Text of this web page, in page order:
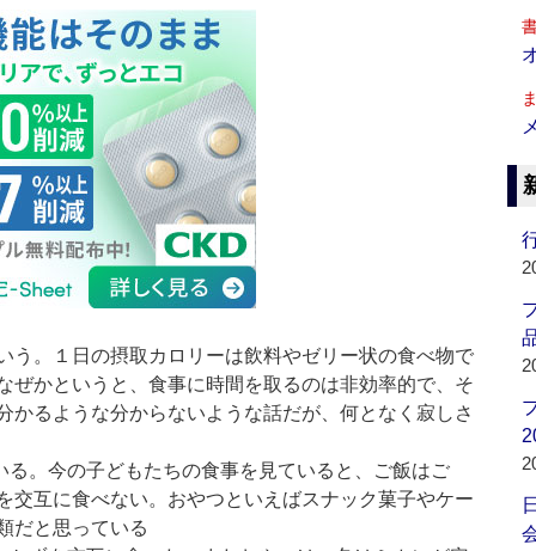
。１日の摂取カロリーは飲料やゼリー状の食べ物で
ぜかというと、食事に時間を取るのは非効率的で、そ
かるような分からないような話だが、何となく寂しさ
。今の子どもたちの食事を見ていると、ご飯はご
交互に食べない。おやつといえばスナック菓子やケー
だと思っている